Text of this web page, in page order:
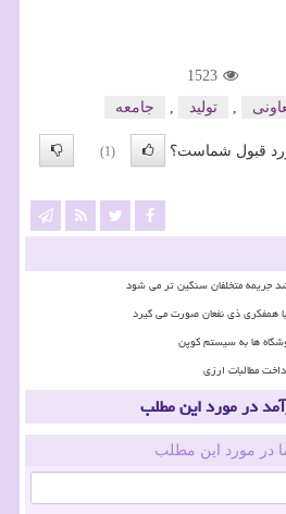
1523
, تولید , جامعه
قبول شماست؟
(1)
جریمه متخلفان سنگین تر می شود
همفکری ذی نفعان صورت می گیرد
ها به سیستم کوپن
مطالبات ارزی
در مورد این مطلب
در مورد این مطلب